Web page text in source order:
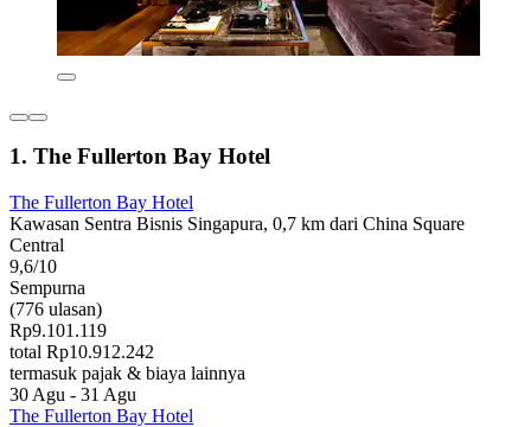
1. The Fullerton Bay Hotel
The Fullerton Bay Hotel
Kawasan Sentra Bisnis Singapura, 0,7 km dari China Square
Central
9,6/10
Sempurna
(776 ulasan)
Rp9.101.119
total Rp10.912.242
termasuk pajak & biaya lainnya
30 Agu - 31 Agu
The Fullerton Bay Hotel